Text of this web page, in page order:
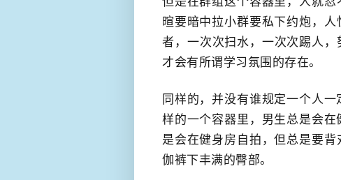
暄要暗中拉小群要私下约炮，
者，​一次次扫水，一次次踢人
才会有所谓学习氛围的存在。
同样的，并没有谁规定一个人
样的一个容器里，男生总是会
是会在健身房自拍，但总是要
伽裤下​丰满的臀部。